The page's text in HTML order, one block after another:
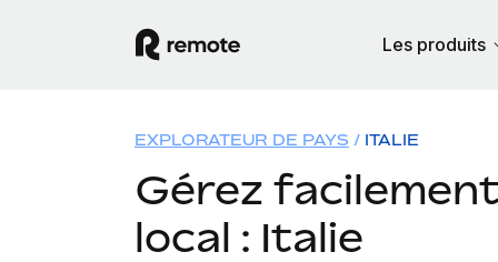
Les produits
EXPLORATEUR DE PAYS ITALIE
Gérez facilement
local : Italie